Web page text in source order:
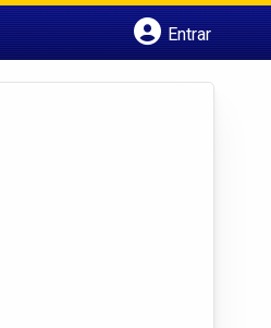
Entrar